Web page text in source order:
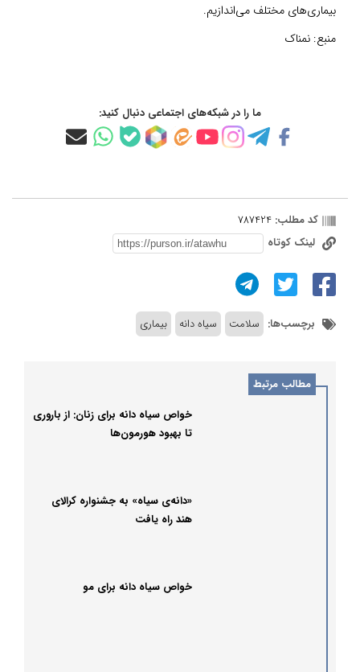
بیماری‌های مختلف می‌اندازیم.
منبع: نمناک
ما را در شبکه‌های اجتماعی دنبال کنید:
کد مطلب: 787424
لینک کوتاه
برچسب‌ها: سلامت سیاه دانه بیماری
مطالب مرتبط
خواص سیاه دانه برای زنان: از باروری
تا بهبود هورمون‌ها
«دانه‌ی سیاه» به جشنواره کرالای
هند راه یافت
خواص سیاه دانه برای مو